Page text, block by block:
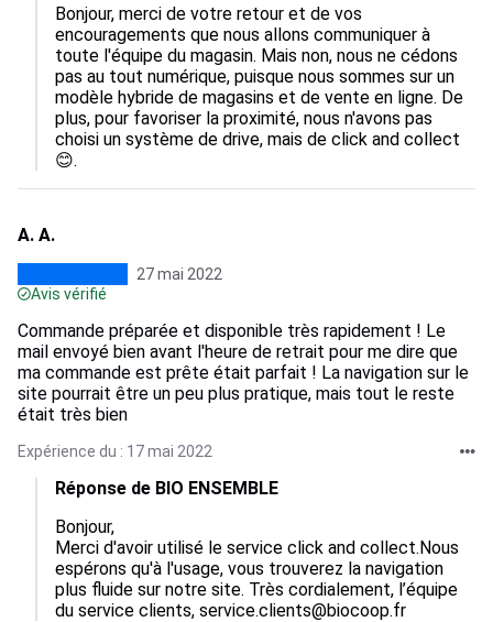
Bonjour, merci de votre retour et de vos
encouragements que nous allons communiquer à
toute l'équipe du magasin. Mais non, nous ne cédons
pas au tout numérique, puisque nous sommes sur un
modèle hybride de magasins et de vente en ligne. De
plus, pour favoriser la proximité, nous n'avons pas
choisi un système de drive, mais de click and collect
😊.
A. A.
27 mai 2022
Avis vérifié
Commande préparée et disponible très rapidement ! Le
mail envoyé bien avant l'heure de retrait pour me dire que
ma commande est prête était parfait ! La navigation sur le
site pourrait être un peu plus pratique, mais tout le reste
était très bien
Expérience du : 17 mai 2022
Réponse de BIO ENSEMBLE
Bonjour,
Merci d'avoir utilisé le service click and collect.Nous
espérons qu'à l'usage, vous trouverez la navigation
plus fluide sur notre site. Très cordialement, l’équipe
du service clients, service.clients@biocoop.fr